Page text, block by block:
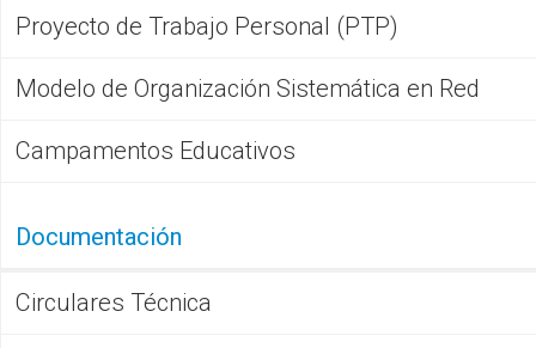
Proyecto de Trabajo Personal (PTP)
Modelo de Organización Sistemática en Red
Campamentos Educativos
Documentación
Circulares Técnica